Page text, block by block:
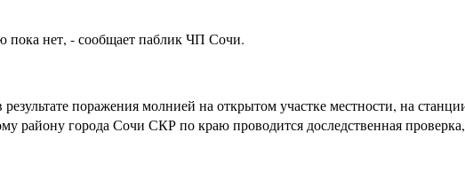
нет, - сообщает паблик ЧП Сочи.
поражения молнией на открытом участке местности, на
району города Сочи СКР по краю проводится доследственная